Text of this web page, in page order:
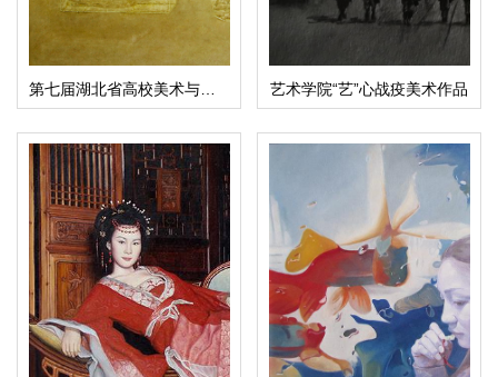
第七届湖北省高校美术与设计大展 艺术学院“艺”心战疫美术作品